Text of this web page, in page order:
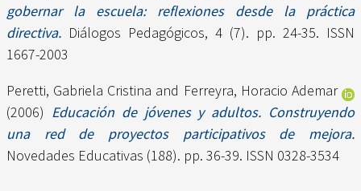
gobernar la escuela: reflexiones desde la práctica
directiva. Diálogos Pedagógicos, 4 (7). pp. 24-35. ISSN
1667-2003
Peretti, Gabriela Cristina and Ferreyra, Horacio Ademar
(2006) Educación de jóvenes y adultos. Construyendo
una red de proyectos participativos de mejora.
Novedades Educativas (188). pp. 36-39. ISSN 0328-3534